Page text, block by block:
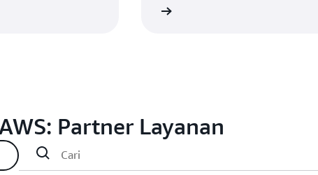
Partner Layanan